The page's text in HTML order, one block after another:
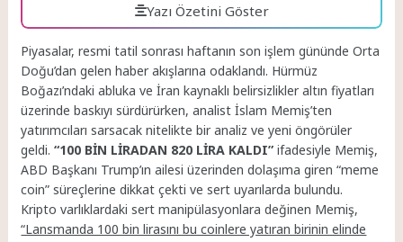
Yazı Özetini Göster
Piyasalar, resmi tatil sonrası haftanın son işlem gününde Orta
Doğu’dan gelen haber akışlarına odaklandı. Hürmüz
Boğazı’ndaki abluka ve İran kaynaklı belirsizlikler altın fiyatları
üzerinde baskıyı sürdürürken, analist İslam Memiş’ten
yatırımcıları sarsacak nitelikte bir analiz ve yeni öngörüler
geldi.“100 BİN LİRADAN 820 LİRA KALDI” ifadesiyle Memiş,
ABD Başkanı Trump’ın ailesi üzerinden dolaşıma giren “meme
coin” süreçlerine dikkat çekti ve sert uyarılarda bulundu.
Kripto varlıklardaki sert manipülasyonlara değinen Memiş,
“Lansmanda 100 bin lirasını bu coinlere yatıran birinin elinde